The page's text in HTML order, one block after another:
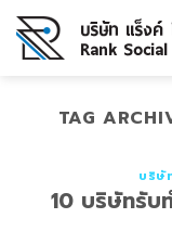
Skip
content
TAG
บริษั
10 บริษัทรับ